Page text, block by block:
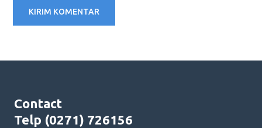
Contact
Telp (0271) 726156